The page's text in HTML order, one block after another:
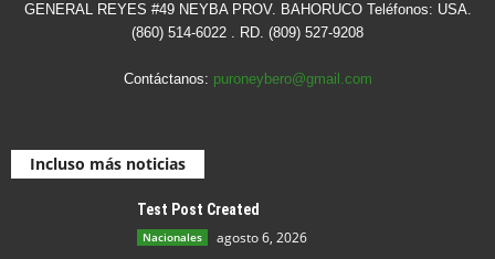
GENERAL REYES #49 NEYBA PROV. BAHORUCO Teléfonos: USA.
(860) 514-6022 . RD. (809) 527-9208
Contáctanos: puroneybero@gmail.com
Incluso más noticias
Test Post Created
Nacionales agosto 6, 2026